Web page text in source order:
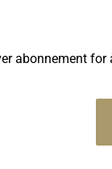
abonnement